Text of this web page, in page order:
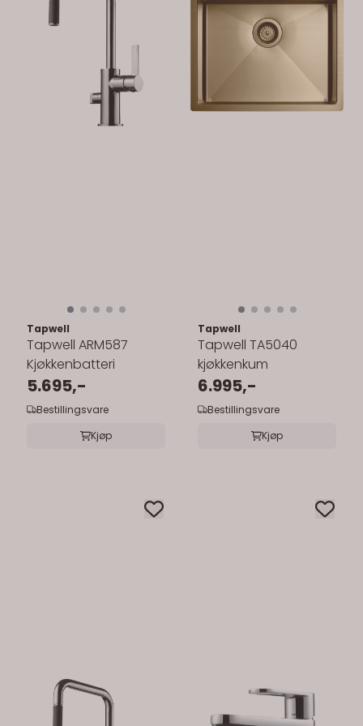
Tapwell
Tapwell ARM587
Kjøkkenbatteri
5.695,-
Bestillingsvare
Kjøp
Tapwell
Tapwell TA5040
kjøkkenkum
6.995,-
Bestillingsvare
Kjøp